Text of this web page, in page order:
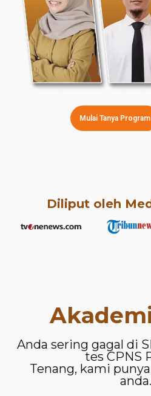
Mulai Tanya Program
Diliput oleh
Anda sering gagal di
tes CPNS
Tenang, kami
anda.